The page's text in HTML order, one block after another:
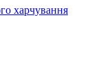
харчування